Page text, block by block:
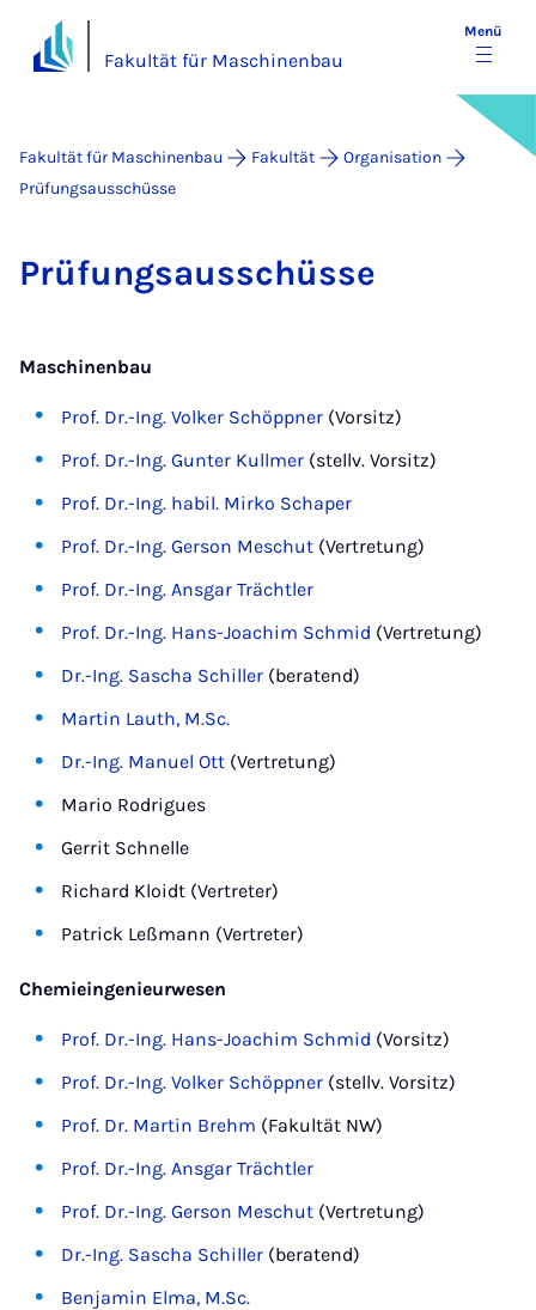
Fakultät für Maschinenbau
Menü
Fakultät für Maschinenbau Fakultät
Organisation
Prüfungsausschüsse
Prü­fungs­aus­schüs­se
Maschinenbau
Prof. Dr.-Ing. Volker Schöppner (Vorsitz)
Prof. Dr.-Ing. Gunter Kullmer (stellv. Vorsitz)
Prof. Dr.-Ing. habil. Mirko Schaper
Prof. Dr.-Ing. Gerson Meschut (Vertretung)
Prof. Dr.-Ing. Ansgar Trächtler
Prof. Dr.-Ing. Hans-Joachim Schmid (Vertretung)
Dr.-Ing. Sascha Schiller (beratend)
Martin Lauth, M.Sc.
Dr.-Ing. Manuel Ott (Vertretung)
Mario Rodrigues
Gerrit Schnelle
Richard Kloidt (Vertreter)
Patrick Leßmann (Vertreter)
Chemieingenieurwesen
Prof. Dr.-Ing. Hans-Joachim Schmid (Vorsitz)
Prof. Dr.-Ing. Volker Schöppner (stellv. Vorsitz)
Prof. Dr. Martin Brehm (Fakultät NW)
Prof. Dr.-Ing. Ansgar Trächtler
Prof. Dr.-Ing. Gerson Meschut (Vertretung)
Dr.-Ing. Sascha Schiller (beratend)
Benjamin Elma, M.Sc.